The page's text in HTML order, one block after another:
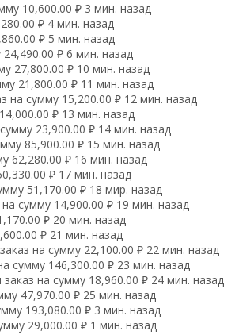
10,600.00 ₽ 3 мин. назад
₽ 4 мин. назад
₽ 5 мин. назад
₽ 6 мин. назад
27,800.00 ₽ 10 мин. назад
21,800.00 ₽ 11 мин. назад
сумму 15,200.00 ₽ 12 мин. назад
₽ 13 мин. назад
23,900.00 ₽ 14 мин. назад
85,900.00 ₽ 15 мин. назад
62,280.00 ₽ 16 мин. назад
₽ 17 мин. назад
51,170.00 ₽ 18 мир. назад
сумму 14,900.00 ₽ 19 мин. назад
₽ 20 мин. назад
₽ 21 мин. назад
на сумму 22,100.00 ₽ 22 мин. назад
сумму 146,300.00 ₽ 23 мин. назад
на сумму 18,960.00 ₽ 24 мин. назад
47,970.00 ₽ 25 мин. назад
193,080.00 ₽ 3 мин. назад
29,000.00 ₽ 1 мин. назад